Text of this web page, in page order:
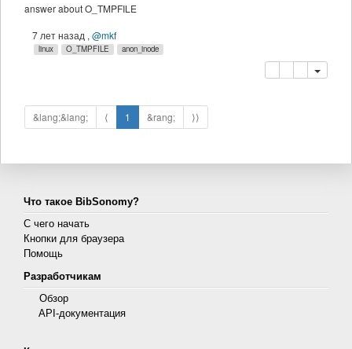
answer about O_TMPFILE
7 лет назад , @mkf
linux O_TMPFILE anon_inode
копировать
удалить
&lang;&lang; ⟨ 1 &rang; ⟩⟩
Что такое BibSonomy?
С чего начать
Кнопки для браузера
Помощь
Разработчикам
Обзор
API-документация